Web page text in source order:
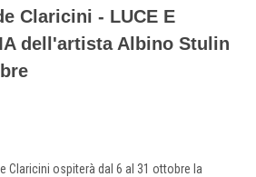
Claricini - LUCE E
dell'artista Albino Stulin
Claricini ospiterà dal 6 al 31 ottobre la